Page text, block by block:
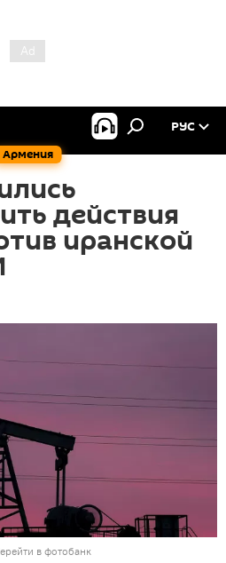
Армения
РУС
действия
иранской
в фотобанк